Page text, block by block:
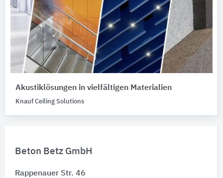
Beton Betz GmbH
Rappenauer Str. 46
Akustiklösungen in vielfältigen Materialien
Knauf Ceiling Solutions